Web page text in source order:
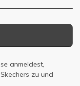
anmeldest,
zu und